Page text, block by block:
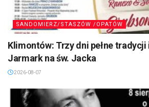
SANDOMIERZ/STASZÓW /OPATÓW
Klimontów: Trzy dni pełne tradycji
Jarmark na św. Jacka
2026-08-07